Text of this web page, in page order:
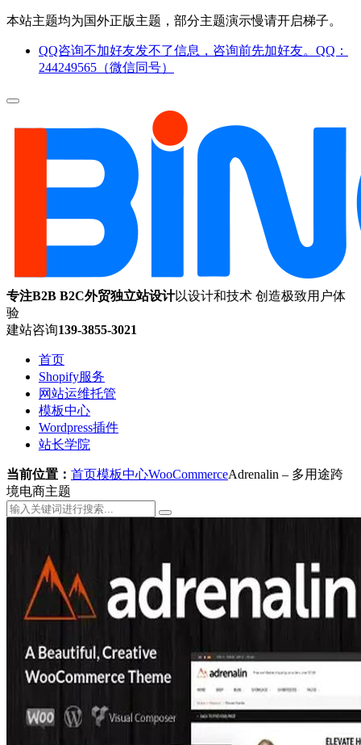
本站主题均为国外正版主题，部分主题演示慢请开启梯子。
QQ咨询不加好友发不了信息，咨询前先加好友。QQ：
244249565（微信同号）
专注B2B B2C外贸独立站设计以设计和技术 创造极致用户体
验
建站咨询139-3855-3021
首页
Shopify服务
网站运维托管
模板中心
Wordpress插件
站长学院
当前位置： 首页模板中心WooCommerceAdrenalin – 多用途跨
境电商主题